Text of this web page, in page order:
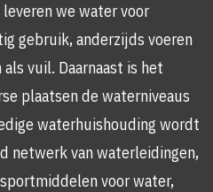
we water voor
gebruik, anderzijds voeren
vuil. Daarnaast is het
plaatsen de waterniveaus
waterhuishouding wordt
netwerk van waterleidingen,
voor water,